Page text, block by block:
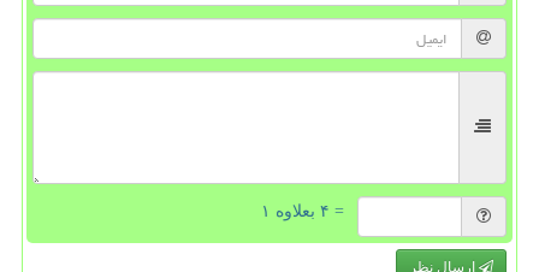
= ۴ بعلاوه ۱
ارسال نظر